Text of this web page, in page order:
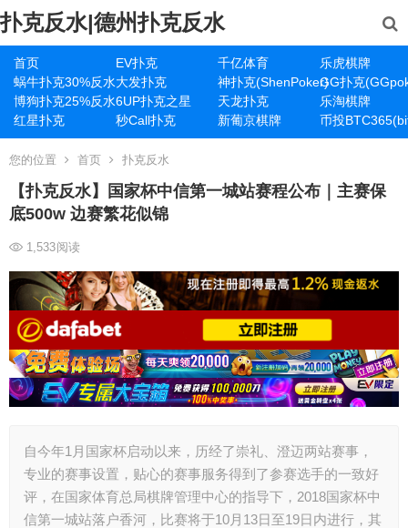
扑克反水|德州扑克反水
首页 EV扑克 千亿体育
乐虎棋牌
蜗牛扑克30%反水大发扑克 神扑克(ShenPoker)GG扑克
博狗扑克25%反水6UP扑克之星 天龙扑克
乐淘棋牌
红星扑克
秒Call扑克 新葡京棋牌 币投
您的位置 首页 扑克反水
【扑克反水】国家杯中信第一城站赛程公布｜主赛保
底500w 边赛繁花似锦
1,533阅读
自今年1月国家杯启动以来，历经了崇礼、澄迈两站赛事，
专业的赛事设置，贴心的赛事服务得到了参赛选手的一致好
评，在国家体育总局棋牌管理中心的指导下，2018国家杯中
信第一城站落户香河，比赛将于10月13日至19日内进行，其